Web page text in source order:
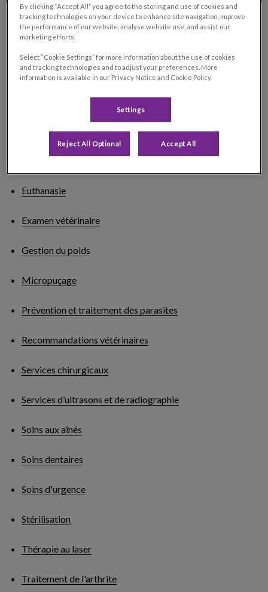
Conseils comportementaux
Conseils nutritionnels
Euthanasie
Examen vétérinaire
Gestion du poids
Micropuçage
Prévention et traitement des parasites
Recommandations vétérinaires
Services chirurgicaux
Services d’ultrasons et de radiographie
Soins aux aînés
Soins dentaires
Soins d'urgence
Stérilisation
Thérapie au laser
Traitement de l'arthrite
By clicking “Accept All” you agree to the storing and use of cookies and
tracking technologies on your device to enhance site navigation, improve
the performance of our website, analyse website use, and assist our
marketing efforts.
Select “Cookie Settings” for more information about the use of cookies
and tracking technologies and to adjust your preferences. More
information is available in our Privacy Notice and Cookie Policy.
Settings
Reject All Optional Accept All